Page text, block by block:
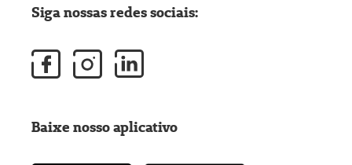
Siga nossas redes sociais:
Baixe nosso aplicativo